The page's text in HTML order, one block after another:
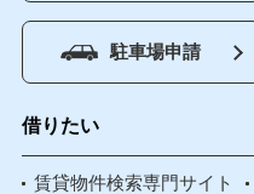
駐車場申請
借りたい
賃貸物件検索専門サイト